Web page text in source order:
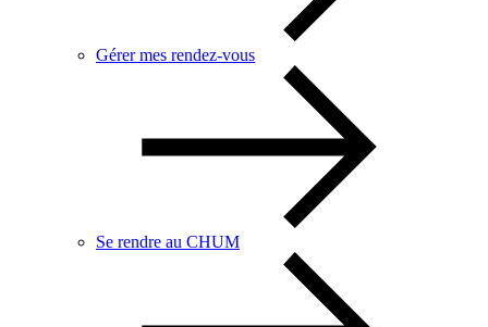
Gérer mes rendez-vous
Se rendre au CHUM